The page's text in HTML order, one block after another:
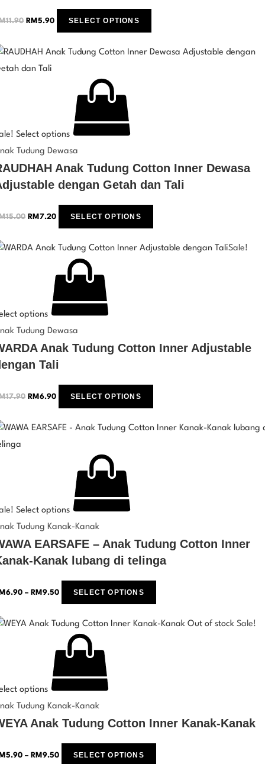
11.90 RM 5.90 SELECT OPTIONS
Select options
Tudung Dewasa
Anak Tudung Cotton Inner Dewasa
dengan Getah dan Tali
15.00 RM 7.20 SELECT OPTIONS
Sale!
options
Tudung Dewasa
Anak Tudung Cotton Inner Adjustable
Tali
17.90 RM 6.90 SELECT OPTIONS
Select options
Tudung Kanak-Kanak
EARSAFE – Anak Tudung Cotton Inner
Kanak lubang di telinga
6.90 – RM 9.50 SELECT OPTIONS
Out of stock Sale!
options
Tudung Kanak-Kanak
Anak Tudung Cotton Inner Kanak-Kanak
5.90 – RM 9.50 SELECT OPTIONS